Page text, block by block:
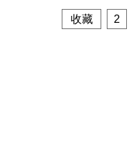
收藏 2